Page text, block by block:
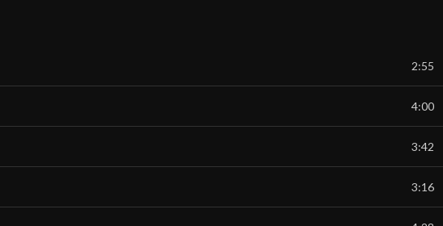
2:55
4:00
3:42
3:16